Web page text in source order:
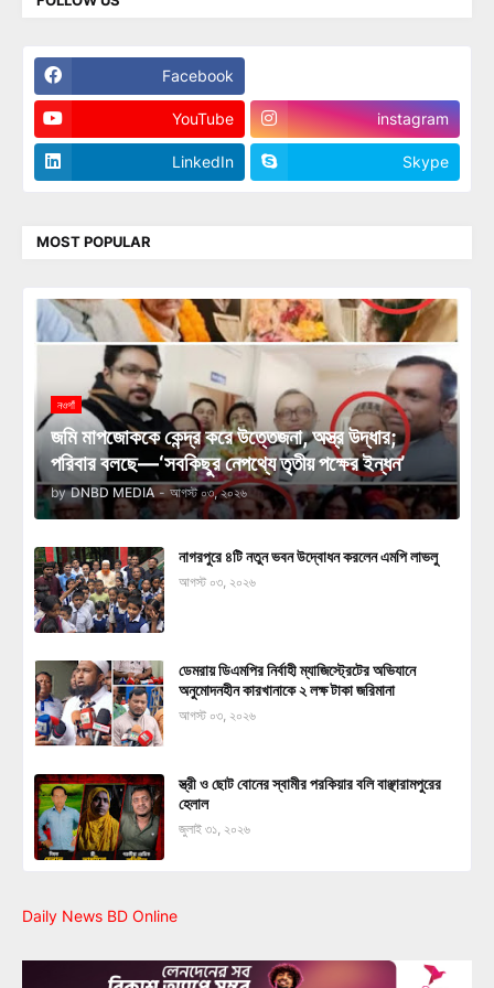
Facebook
YouTube instagram
LinkedIn Skype
MOST POPULAR
নওগাঁ
জমি মাপজোককে কেন্দ্র করে উত্তেজনা, অস্ত্র উদ্ধার;
পরিবার বলছে—‘সবকিছুর নেপথ্যে তৃতীয় পক্ষের ইন্ধন’
by DNBD MEDIA - আগস্ট ০৩, ২০২৬
নাগরপুরে ৪টি নতুন ভবন উদ্বোধন করলেন এমপি লাভলু
আগস্ট ০৩, ২০২৬
ডেমরায় ডিএমপির নির্বাহী ম্যাজিস্ট্রেটের অভিযানে
অনুমোদনহীন কারখানাকে ২ লক্ষ টাকা জরিমানা
আগস্ট ০৩, ২০২৬
স্ত্রী ও ছোট বোনের স্বামীর পরকিয়ার বলি বাঞ্ছারামপুরের
হেলাল
জুলাই ৩১, ২০২৬
Daily News BD Online